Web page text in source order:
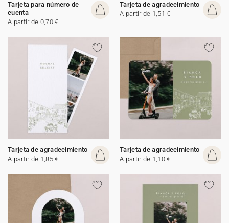
Tarjeta para número de
cuenta
A partir de 0,70 €
Tarjeta de agradecimiento
A partir de 1,51 €
Tarjeta de agradecimiento
A partir de 1,85 €
Tarjeta de agradecimiento
A partir de 1,10 €